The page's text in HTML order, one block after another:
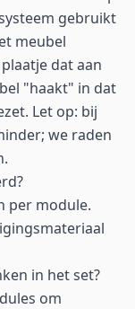
gebruikt
meubel
dat aan
"haakt" in dat
Let op: bij
we raden
per module.
in het set?
om